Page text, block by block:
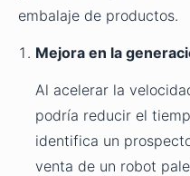
embalaje de productos.
Mejora en la
Al acelerar la
podría reducir el
identifica un
venta de un robot